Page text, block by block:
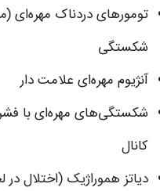
تومورهای دردناک مهره‌ای
شکستگی
آنژیوم مهره‌ای علامت دار
شکستگی‌های مهره‌ای با
کانال
دیاتز هموراژیک (اختلال